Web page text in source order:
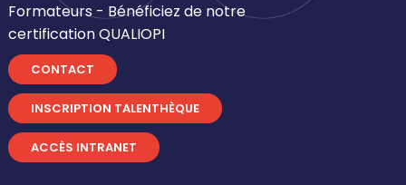
Formateurs - Bénéficiez de notre
certification QUALIOPI
CONTACT
INSCRIPTION TALENTHÈQUE
ACCÈS INTRANET